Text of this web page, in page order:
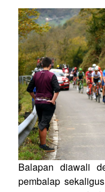
Balapan diawali
pembalap